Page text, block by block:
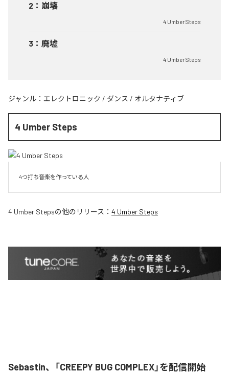
2 ： 崩壊
4 Umber Steps
3 ： 廃墟
4 Umber Steps
ジャンル： エレクトロニック / ダンス / オルタナティブ
4 Umber Steps
4つ打ち音楽を作っている人
4 Umber Stepsの他のリリース： 4 Umber Steps
Sebastin、「CREEPY BUG COMPLEX」を配信開始